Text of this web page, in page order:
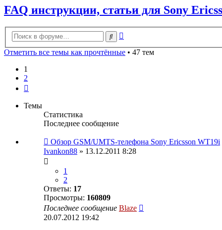
FAQ инструкции, статьи для Sony
Поиск
Отметить все темы как прочтённые • 47 тем
1
2
Темы
Статистика
Последнее сообщение
Обзор GSM/UMTS-телефона Sony Ericsson WT19i
Ivankon88 » 13.12.2011 8:28
1
2
Ответы: 17
Просмотры: 160809
Последнее сообщение Blaze
20.07.2012 19:42